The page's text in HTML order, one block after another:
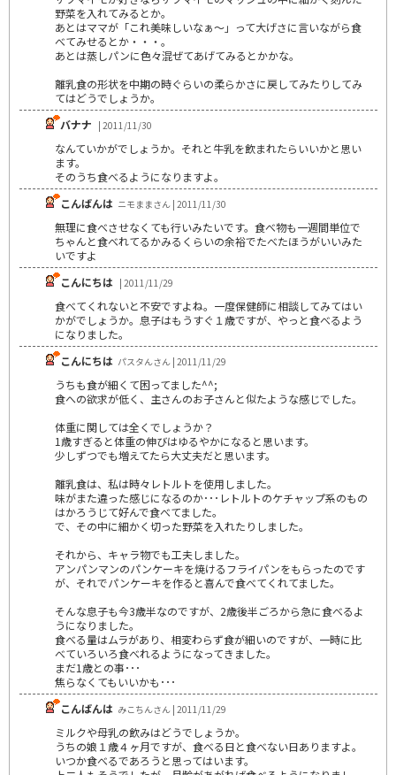
野菜を入れてみるとか。
あとはママが「これ美味しいなぁ～」って大げさに言いながら食
べてみせるとか・・・。
あとは蒸しパンに色々混ぜてあげてみるとかかな。
離乳食の形状を中期の時ぐらいの柔らかさに戻してみたりしてみ
てはどうでしょうか。
バナナ | 2011/11/30
なんていかがでしょうか。それと牛乳を飲まれたらいいかと思い
ます。
そのうち食べるようになりますよ。
こんばんは ニモままさん | 2011/11/30
無理に食べさせなくても行いみたいです。食べ物も一週間単位で
ちゃんと食べれてるかみるくらいの余裕でたべたほうがいいみた
いですよ
こんにちは | 2011/11/29
食べてくれないと不安ですよね。一度保健師に相談してみてはい
かがでしょうか。息子はもうすぐ１歳ですが、やっと食べるよう
になりました。
こんにちは パスタんさん | 2011/11/29
うちも食が細くて困ってました^^;
食への欲求が低く、主さんのお子さんと似たような感じでした。
体重に関しては全くでしょうか？
1歳すぎると体重の伸びはゆるやかになると思います。
少しずつでも増えてたら大丈夫だと思います。
離乳食は、私は時々レトルトを使用しました。
味がまた違った感じになるのか･･･レトルトのケチャップ系のもの
はかろうじて好んで食べてました。
で、その中に細かく切った野菜を入れたりしました。
それから、キャラ物でも工夫しました。
アンパンマンのパンケーキを焼けるフライパンをもらったのです
が、それでパンケーキを作ると喜んで食べてくれてました。
そんな息子も今3歳半なのですが、2歳後半ごろから急に食べるよ
うになりました。
食べる量はムラがあり、相変わらず食が細いのですが、一時に比
べていろいろ食べれるようになってきました。
まだ1歳との事･･･
焦らなくてもいいかも･･･
こんばんは みこちんさん | 2011/11/29
ミルクや母乳の飲みはどうでしょうか。
うちの娘１歳４ヶ月ですが、食べる日と食べない日ありますよ。
いつか食べるであろうと思ってはいます。